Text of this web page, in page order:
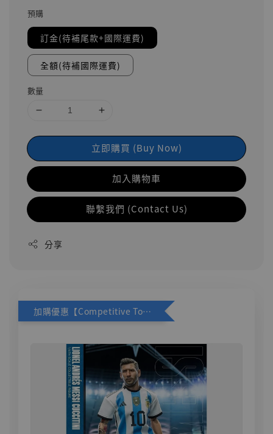
預購
訂金(待補尾款+國際運費)
全額(待補國際運費)
數量
立即購買 (Buy Now)
加入購物車
聯繫我們 (Contact Us)
分享
加購優惠【Competitive Toys 梅西 [CM001]】